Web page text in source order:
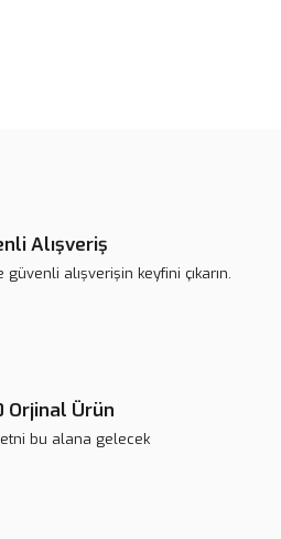
Alışveriş
alışverişin keyfini çıkarın.
Orjinal Ürün
bu alana gelecek